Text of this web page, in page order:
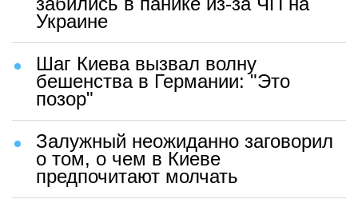
Украине
Шаг Киева вызвал волну
бешенства в Германии: "Это
позор"
Залужный неожиданно заговорил
о том, о чем в Киеве
предпочитают молчать